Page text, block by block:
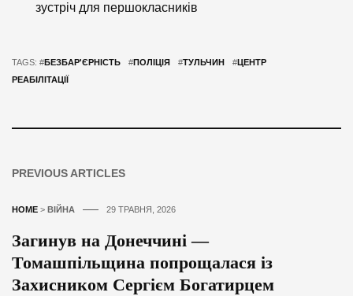
зустріч для першокласників
TAGS: #БЕЗБАР'ЄРНІСТЬ #ПОЛІЦІЯ #ТУЛЬЧИН #ЦЕНТР
РЕАБІЛІТАЦІЇ
PREVIOUS ARTICLES
HOME > ВІЙНА 29 ТРАВНЯ, 2026
Загинув на Донеччині —
Томашпільщина попрощалася із
Захисником Сергієм Богатирцем